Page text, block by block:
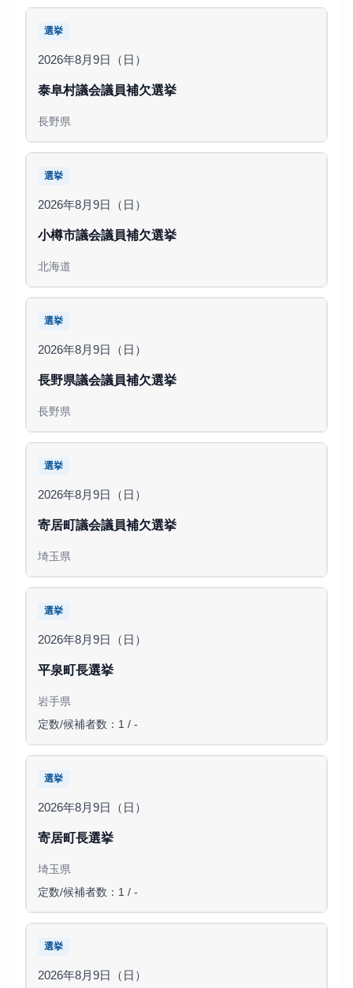
選挙
2026年8月9日（日）
泰阜村議会議員補欠選挙
長野県
選挙
2026年8月9日（日）
小樽市議会議員補欠選挙
北海道
選挙
2026年8月9日（日）
長野県議会議員補欠選挙
長野県
選挙
2026年8月9日（日）
寄居町議会議員補欠選挙
埼玉県
選挙
2026年8月9日（日）
平泉町長選挙
岩手県
定数/候補者数：1 / -
選挙
2026年8月9日（日）
寄居町長選挙
埼玉県
定数/候補者数：1 / -
選挙
2026年8月9日（日）